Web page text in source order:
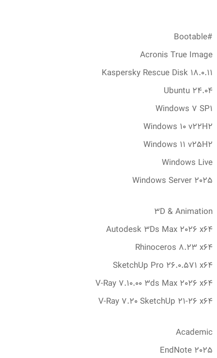
#Bootable
Acronis True Image
Kaspersky Rescue Disk 18.‎0.‎11
Ubuntu 24.‎04
Windows 7 SP1
Windows 10 v22H2
Windows 11 v25H2
Windows Live
Windows Server 2025
3D & Animation
Autodesk 3Ds Max 2026 x64
Rhinoceros 8.‎23 x64
SketchUp Pro 26.‎0.‎571 x64
V-Ray 7.‎10.‎00 3ds Max 2026 x64
V-Ray 7.‎20 SketchUp 21-26 x64
Academic
EndNote 2025